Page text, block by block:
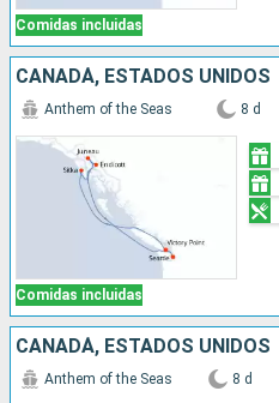
Comidas incluidas
CANADÁ, ESTADOS UNIDOS
Comidas incluidas
Anthem of the Seas 8 d
CANADÁ, ESTADOS UNIDOS
Anthem of the Seas 8 d